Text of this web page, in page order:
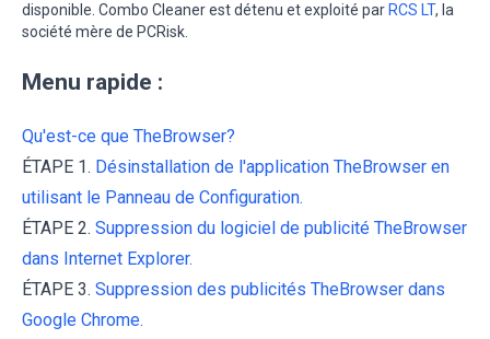
disponible. Combo Cleaner est détenu et exploité par RCS LT, la
société mère de PCRisk.
Menu rapide :
Qu'est-ce que TheBrowser?
ÉTAPE 1. Désinstallation de l'application TheBrowser en
utilisant le Panneau de Configuration.
ÉTAPE 2. Suppression du logiciel de publicité TheBrowser
dans Internet Explorer.
ÉTAPE 3. Suppression des publicités TheBrowser dans
Google Chrome.